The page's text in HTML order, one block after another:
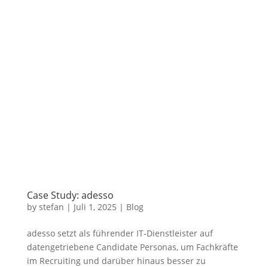
Case Study: adesso
by stefan | Juli 1, 2025 | Blog
adesso setzt als führender IT-Dienstleister auf
datengetriebene Candidate Personas, um Fachkräfte
im Recruiting und darüber hinaus besser zu